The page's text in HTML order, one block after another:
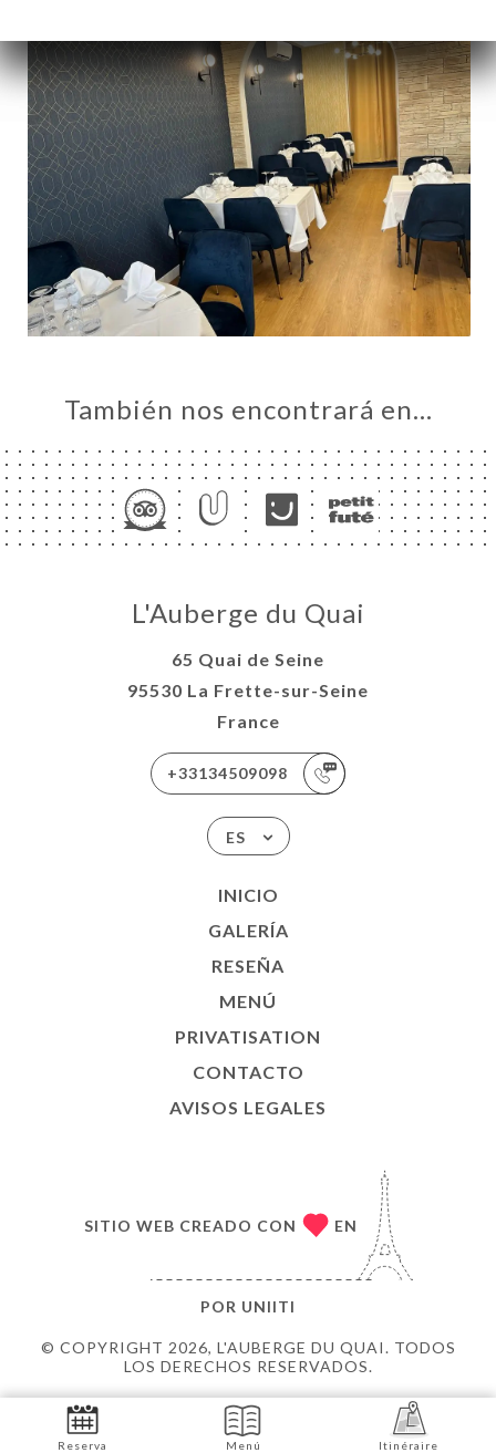
También nos encontrará en…
L'Auberge du Quai
65 Quai de Seine
95530 La Frette-sur-Seine
France
+33134509098
ES
INICIO
GALERÍA
RESEÑA
MENÚ
PRIVATISATION
CONTACTO
AVISOS LEGALES
© COPYRIGHT 2026, L'AUBERGE DU QUAI. TODOS
LOS DERECHOS RESERVADOS.
SITIO WEB CREADO CON EN
POR UNIITI
Reserva Menú Itinéraire